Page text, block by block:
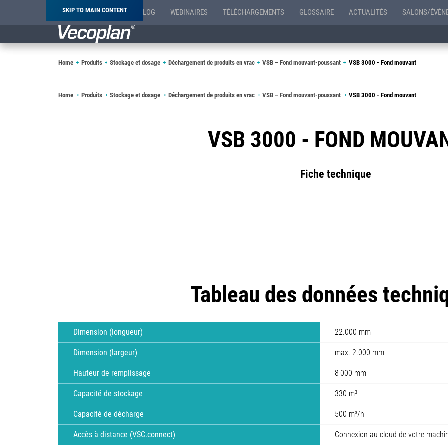
SKIP TO MAIN CONTENT BLOG WEBINAIRES TÉLÉCHARGEMENTS GLOSSAIRE ACTUALITÉS SALONS/
Breadcrumb
Home Produits Stockage et dosage Déchargement de produits en vrac VSB – Fond mouvant-poussant VSB 3000 - Fond mouvant
Breadcrumb
Home Produits Stockage et dosage Déchargement de produits en vrac VSB – Fond mouvant-poussant VSB 3000 - Fond mouvant
VSB 3000 - FOND
Fiche technique
Tableau des données
Dimension (longueur) 22.000 mm
Dimension (largeur) max. 2.000 mm
Hauteur de remplissage 8 000 mm
Capacité de stockage 330 m³
Capacité de décharge 500 m³/h
Accès à distance (VSC.connect) Connexion au cloud de votre